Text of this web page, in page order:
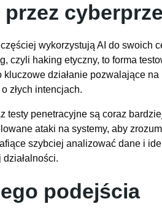
wykorzystują AI do swoich
czyli haking etyczny, to forma
działanie pozwalające
złych intencjach.
testy penetracyjne są coraz
ataki na systemy, aby
szybciej analizować dane i
podejścia